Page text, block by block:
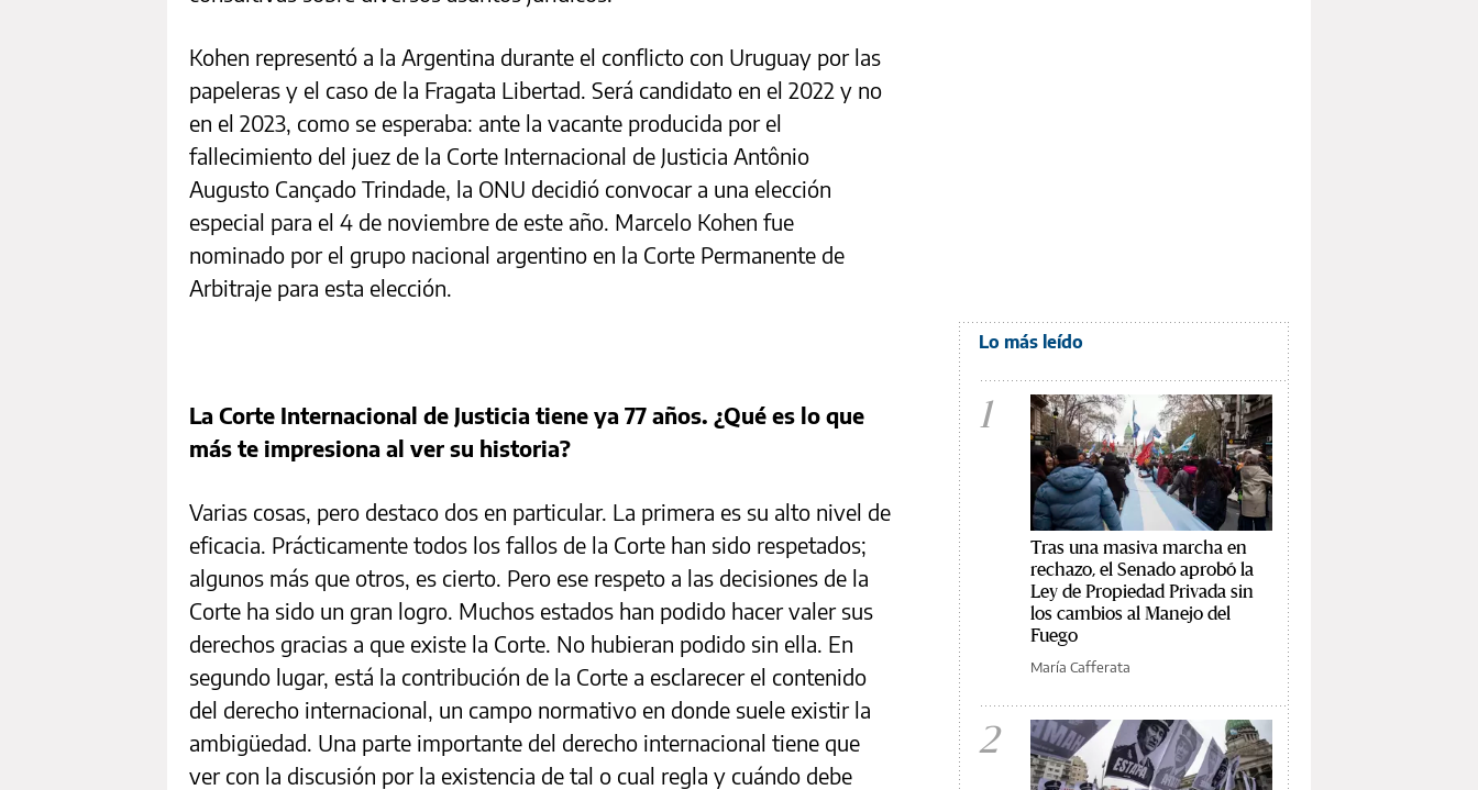
Kohen representó a la Argentina durante el conflicto con Uruguay por las
papeleras y el caso de la Fragata Libertad. Será candidato en el 2022 y no
en el 2023, como se esperaba: ante la vacante producida por el
fallecimiento del juez de la Corte Internacional de Justicia Antônio
Augusto Cançado Trindade, la ONU decidió convocar a una elección
especial para el 4 de noviembre de este año. Marcelo Kohen fue
nominado por el grupo nacional argentino en la Corte Permanente de
Arbitraje para esta elección.
La Corte Internacional de Justicia tiene ya 77 años. ¿Qué es lo que
más te impresiona al ver su historia?
Varias cosas, pero destaco dos en particular. La primera es su alto nivel de
eficacia. Prácticamente todos los fallos de la Corte han sido respetados;
algunos más que otros, es cierto. Pero ese respeto a las decisiones de la
Corte ha sido un gran logro. Muchos estados han podido hacer valer sus
derechos gracias a que existe la Corte. No hubieran podido sin ella. En
segundo lugar, está la contribución de la Corte a esclarecer el contenido
del derecho internacional, un campo normativo en donde suele existir la
ambigüedad. Una parte importante del derecho internacional tiene que
ver con la discusión por la existencia de tal o cual regla y cuándo debe
Lo más leído
1
Tras una masiva marcha en
rechazo, el Senado aprobó la
Ley de Propiedad Privada sin
los cambios al Manejo del
Fuego
María Cafferata
2